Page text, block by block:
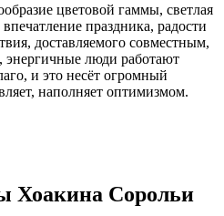
цветовой гаммы, светлая
праздника, радости
доставляемого совместным,
люди работают
и это несёт огромный
наполняет оптимизмом.
Хоакина Сорольи